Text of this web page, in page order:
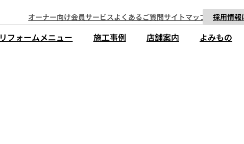
オーナー向け会員サービスよくあるご質問サイトマップ 採用情報
リフォームメニュー 施工事例 店舗案内 よみもの